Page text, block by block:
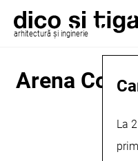
arhitectură și inginerie
Arena
La